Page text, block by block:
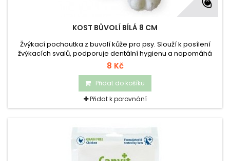
KOST BŮVOLÍ BÍLÁ 8 CM
Žvýkací pochoutka z buvolí kůže pro psy. Slouží k posílení
žvýkacích svalů, podporuje dentální hygienu a napomáhá
odstraňování zubního povlaku psů. Velikost: 8 cm.
8 Kč
Přidat do košíku
Přidat k porovnání